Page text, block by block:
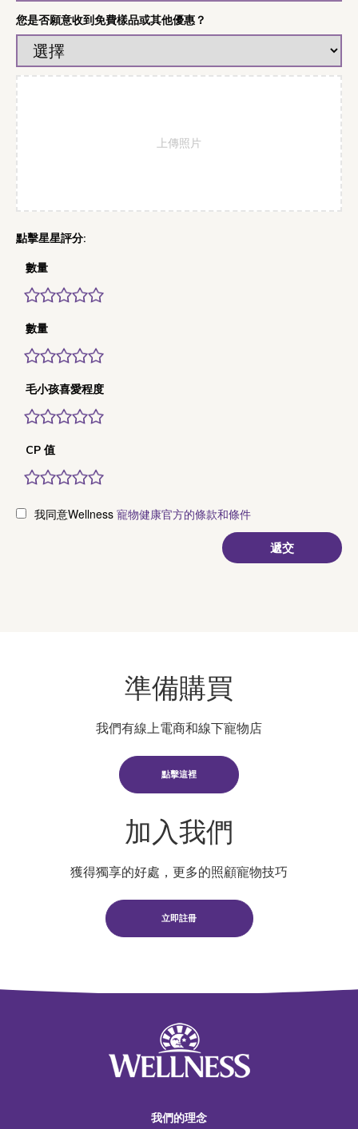
您是否願意收到免費樣品或其他優惠？
上傳照片
數量
數量
毛小孩喜愛程度
CP 值
我同意Wellness 寵物健康官方的條款和條件
準備購買
我們有線上電商和線下寵物店
點擊這裡
加入我們
獲得獨享的好處，更多的照顧寵物技巧
立即註冊
我們的理念